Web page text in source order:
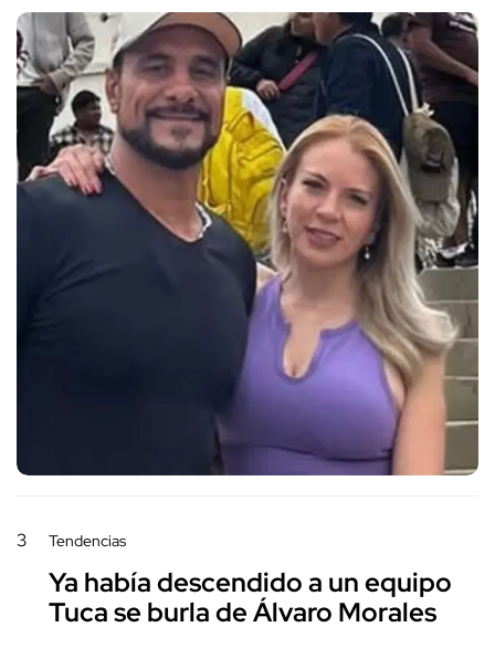
3 Tendencias
Ya había descendido a un equipo
Tuca se burla de Álvaro Morales